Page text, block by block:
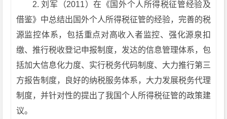
2. 刘军（2011）在《国外个人所得税征管经验及
借鉴》中总结出国外个人所得税征管的经验，完善的税
源监控体系，包括重点对高收入者监控、强化源泉扣
缴、推行税收登记申报制度，发达的信息管理体系，包
括加大信息化力度、实行税务代码制度、大力推行第三
方报告制度，良好的纳税服务体系，大力发展税务代理
制度，并针对性的提出了我国个人所得税征管的政策建
议。